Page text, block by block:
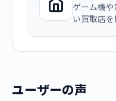
ゲーム機
い買取店を
ユーザーの声